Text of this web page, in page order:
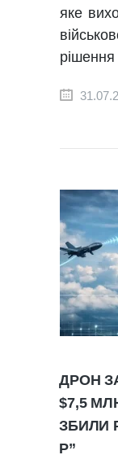
яке
ДРОН
$7,5
ЗБИЛИ
Р”